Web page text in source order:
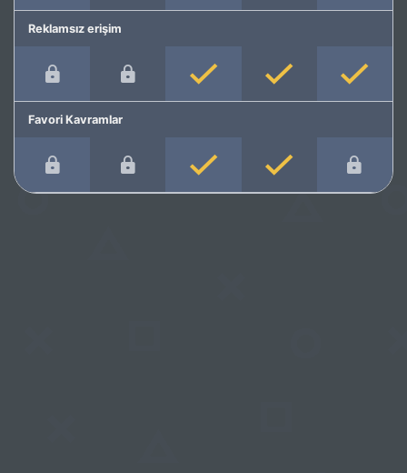
Reklamsız erişim
Favori Kavramlar